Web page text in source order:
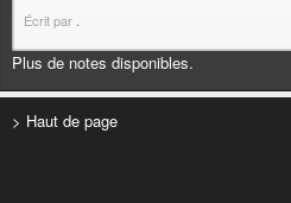
Écrit par
Plus de notes disponibles.
> Haut de page